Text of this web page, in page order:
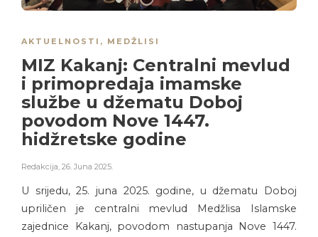
AKTUELNOSTI , MEDŽLISI
MIZ Kakanj: Centralni mevlud
i primopredaja imamske
službe u džematu Doboj
povodom Nove 1447.
hidžretske godine
Redakcija, 26. Juna 2025.
U srijedu, 25. juna 2025. godine, u džematu Doboj
upriličen je centralni mevlud Medžlisa Islamske
zajednice Kakanj, povodom nastupanja Nove 1447.